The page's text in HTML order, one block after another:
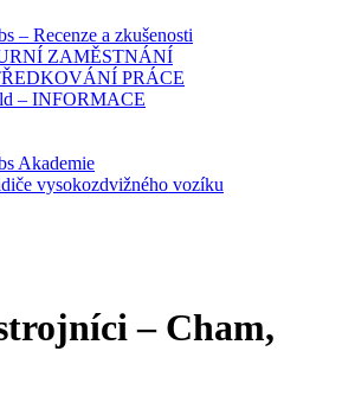
– Recenze a zkušenosti
ZAMĚSTNÁNÍ
PRÁCE
– INFORMACE
Akademie
vysokozdvižného vozíku
– Cham,